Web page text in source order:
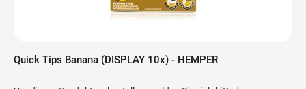
Quick Tips Banana (DISPLAY 10x) - HEMPER